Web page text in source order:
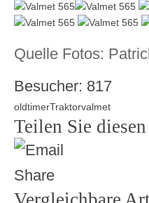
Quelle Fotos:
Besucher: 817
oldtimerTraktorvalmet
Teilen Sie